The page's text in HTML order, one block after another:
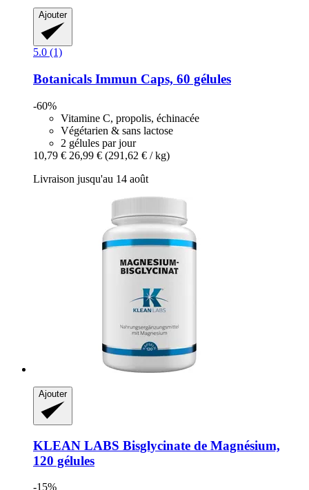
Ajouter
5.0 (1)
Botanicals Immun Caps, 60 gélules
-60%
Vitamine C, propolis, échinacée
Végétarien & sans lactose
2 gélules par jour
10,79 € 26,99 € (291,62 € / kg)
Livraison jusqu'au 14 août
Ajouter
KLEAN LABS Bisglycinate de Magnésium,
120 gélules
-15%